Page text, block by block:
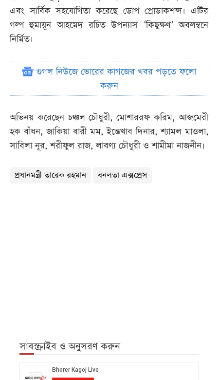
এবং সার্বিক সহযোগিতা করেছে ডোপ প্রোডাকশন্স। এটির
গল্প হুমায়ূন আহমেদ রচিত উপন্যাস ‘কিছুক্ষণ’ অবলম্বনে
নির্মিত।
গুগল নিউজে ভোরের কাগজের খবর পড়তে ফলো
করুন
অভিনয় করেছেন চঞ্চল চৌধুরী, মোশাররফ করিম, আজমেরী
হক বাঁধন, জাকিয়া বারী মম, ইন্তেখাব দিনার, শ্যামল মাওলা,
সাবিলা নূর, শরীফুল রাজ, লাবণ্য চৌধুরী ও শামীমা নাজনীন।
প্রধানমন্ত্রী তারেক রহমান বনলতা এক্সপ্রেস
সাবস্ক্রাইব ও অনুসরণ করুন